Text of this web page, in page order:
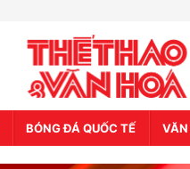
BÓNG ĐÁ QUỐC TẾ VĂN